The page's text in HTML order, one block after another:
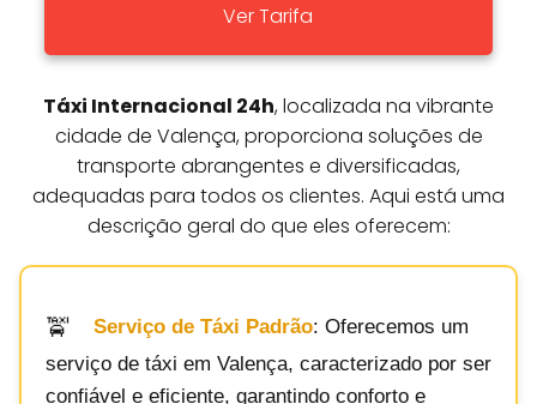
Ver Tarifa
Táxi Internacional 24h, localizada na vibrante
cidade de Valença, proporciona soluções de
transporte abrangentes e diversificadas,
adequadas para todos os clientes. Aqui está uma
descrição geral do que eles oferecem:
Serviço de Táxi Padrão: Oferecemos um
serviço de táxi em Valença, caracterizado por ser
confiável e eficiente, garantindo conforto e